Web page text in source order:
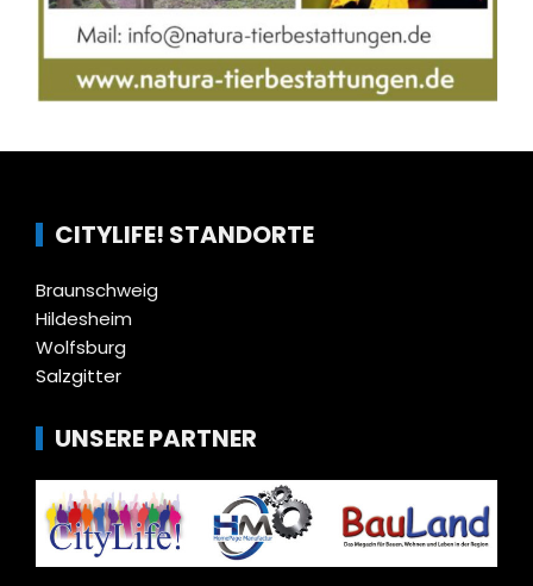
CITYLIFE! STANDORTE
Braunschweig
Hildesheim
Wolfsburg
Salzgitter
UNSERE PARTNER